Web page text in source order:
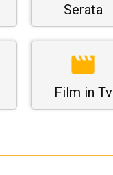
Serata
Film in Tv